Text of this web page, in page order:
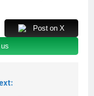
Post on X